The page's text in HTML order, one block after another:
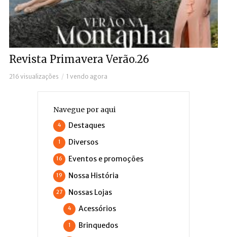
Revista Primavera Verão.26
216 visualizações 1 vendo agora
Navegue por aqui
Destaques
4
Diversos
1
Eventos e promoções
16
Nossa História
19
Nossas Lojas
27
Acessórios
4
Brinquedos
1